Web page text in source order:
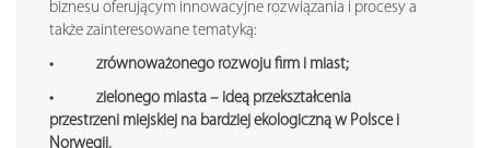
biznesu oferującym innowacyjne rozwiązania i procesy a
także zainteresowane tematyką:
• zrównoważonego rozwoju firm i miast;
• zielonego miasta – ideą przekształcenia
przestrzeni miejskiej na bardziej ekologiczną w Polsce i
Norwegii.